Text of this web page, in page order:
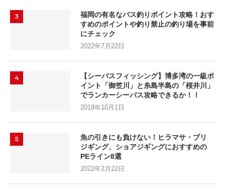
3
福岡の有名なバス釣りポイント攻略！おす
すめのポイントや釣り禁止の釣り場を事前
にチェック
2022年7月22日
4
【シーバスフィッシング】博多湾の一級ポ
イント「御笠川」と糸島半島の「桜井川」
でランカーシーバス攻略できるか！！
2018年10月1日
5
魚の引きにも負けない！ヒラマサ・ブリ
ジギング、ショアジギングにおすすめの
PEライン8選
2022年2月22日